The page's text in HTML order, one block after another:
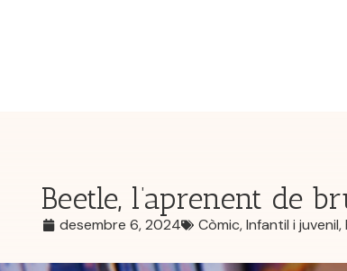
Beetle, l’aprenent de
desembre 6, 2024 Còmic,Infantil i juvenil,